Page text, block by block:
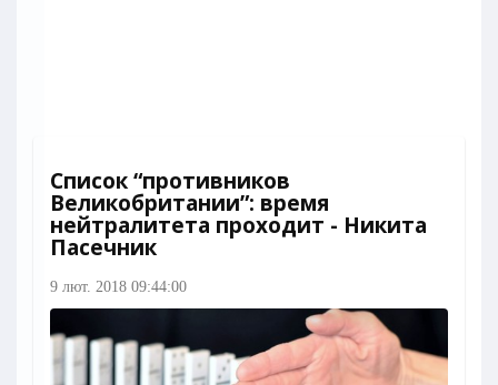
Список “противников
Великобритании”: время
нейтралитета проходит - Никита
Пасечник
9 лют. 2018 09:44:00